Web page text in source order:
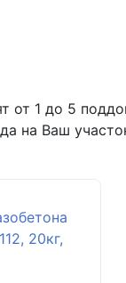
Н8
0.056 шт
20
от 1 до 5
на Ваш